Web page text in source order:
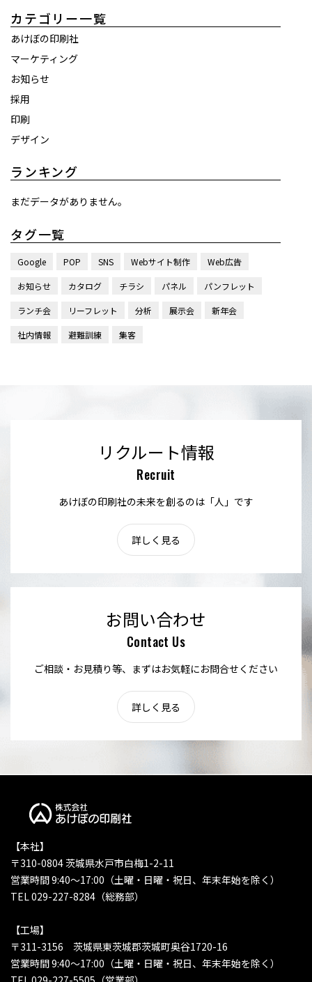
カテゴリー一覧
あけぼの印刷社
マーケティング
お知らせ
採用
印刷
デザイン
ランキング
まだデータがありません。
タグ一覧
Google POP SNS Webサイト制作 Web広告
お知らせ カタログ チラシ パネル パンフレット
ランチ会 リーフレット 分析 展示会 新年会
社内情報 避難訓練 集客
リクルート情報
Recruit
あけぼの印刷社の未来を創るのは「人」です
詳しく見る
お問い合わせ
Contact Us
ご相談・お見積り等、まずはお気軽にお問合せください
詳しく見る
【本社】
〒310-0804 茨城県水戸市白梅1-2-11
営業時間 9:40〜17:00（土曜・日曜・祝日、年末年始を除く）
TEL 029-227-8284（総務部）
【工場】
〒311-3156 茨城県東茨城郡茨城町奥谷1720-16
営業時間 9:40〜17:00（土曜・日曜・祝日、年末年始を除く）